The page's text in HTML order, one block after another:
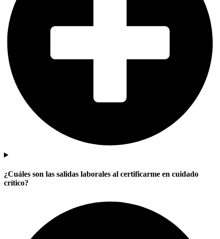
¿Cuáles son las salidas laborales al certificarme en cuidado
crítico?